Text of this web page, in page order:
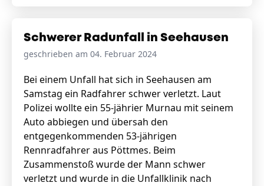
Schwerer Radunfall in Seehausen
geschrieben am 04. Februar 2024
Bei einem Unfall hat sich in Seehausen am
Samstag ein Radfahrer schwer verletzt. Laut
Polizei wollte ein 55-jährier Murnau mit seinem
Auto abbiegen und übersah den
entgegenkommenden 53-jährigen
Rennradfahrer aus Pöttmes. Beim
Zusammenstoß wurde der Mann schwer
verletzt und wurde in die Unfallklinik nach